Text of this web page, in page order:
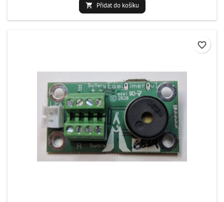
 Přidat do košíku
favorite_border